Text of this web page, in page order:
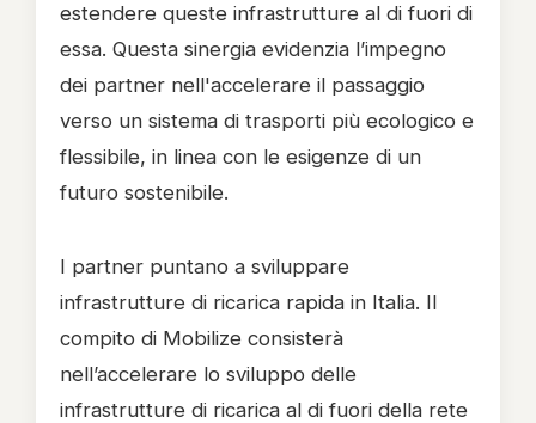
estendere queste infrastrutture al di fuori di
essa. Questa sinergia evidenzia l’impegno
dei partner nell'accelerare il passaggio
verso un sistema di trasporti più ecologico e
flessibile, in linea con le esigenze di un
futuro sostenibile.
I partner puntano a sviluppare
infrastrutture di ricarica rapida in Italia. Il
compito di Mobilize consisterà
nell’accelerare lo sviluppo delle
infrastrutture di ricarica al di fuori della rete